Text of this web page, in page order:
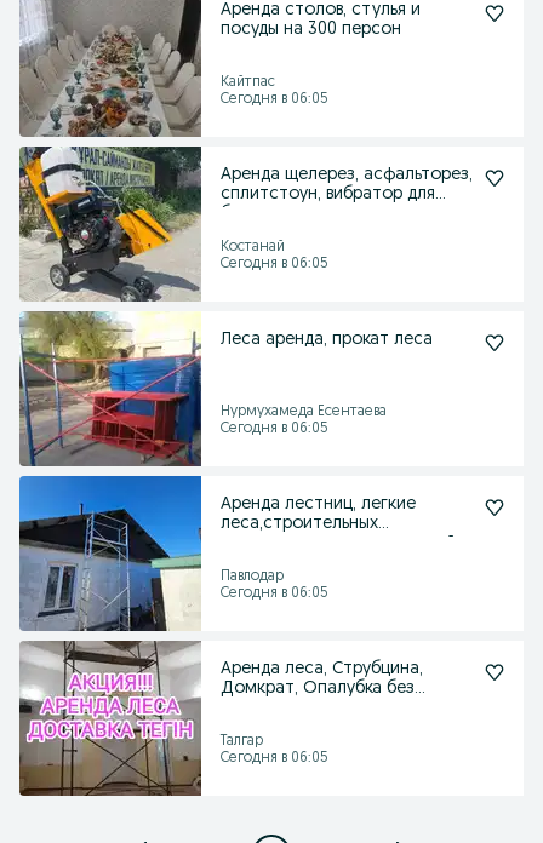
Аренда столов, стулья и
посуды на 300 персон
Кайтпас
Сегодня в 06:05
Аренда щелерез, асфальторез,
сплитстоун, вибратор для
Костанай
Сегодня в 06:05
Леса аренда, прокат леса
Нурмухамеда Есентаева
Сегодня в 06:05
Аренда лестниц, легкие
леса,строительных
Павлодар
Сегодня в 06:05
Аренда леса, Струбцина,
Домкрат, Опалубка без
Талгар
Сегодня в 06:05